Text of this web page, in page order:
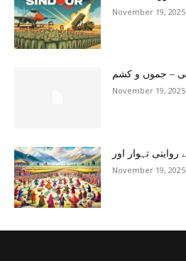
November 19, 2025
November 19, 2025
November 19, 2025